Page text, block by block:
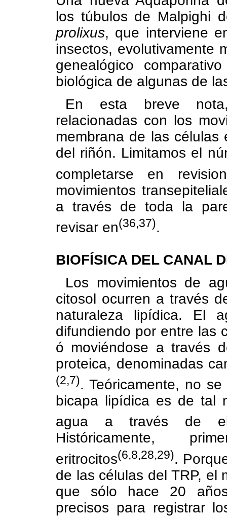
los túbulos de Malpighi
prolixus, que interviene
insectos, evolutivamente
genealógico
biológica de algunas de
En esta breve
relacionadas con los
membrana de las células
del riñón. Limitamos el
completarse en
movimientos
a través de toda la
revisar en(36,37).
BIOFÍSICA DEL CANAL
Los movimientos de
citosol ocurren a través
naturaleza lipídica. El
difundiendo por entre las
ó moviéndose a través
proteica, denominadas
(2,7). Teóricamente, no
bicapa lipídica es de tal
agua a través de
Históricamente,
eritrocitos(6,8,28,29).
de las células del TRP, el
que sólo hace 20
precisos para registrar